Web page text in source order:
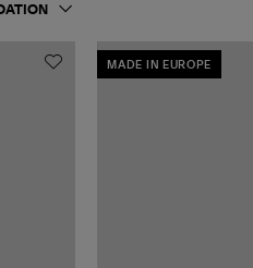
MADE IN EUROPE